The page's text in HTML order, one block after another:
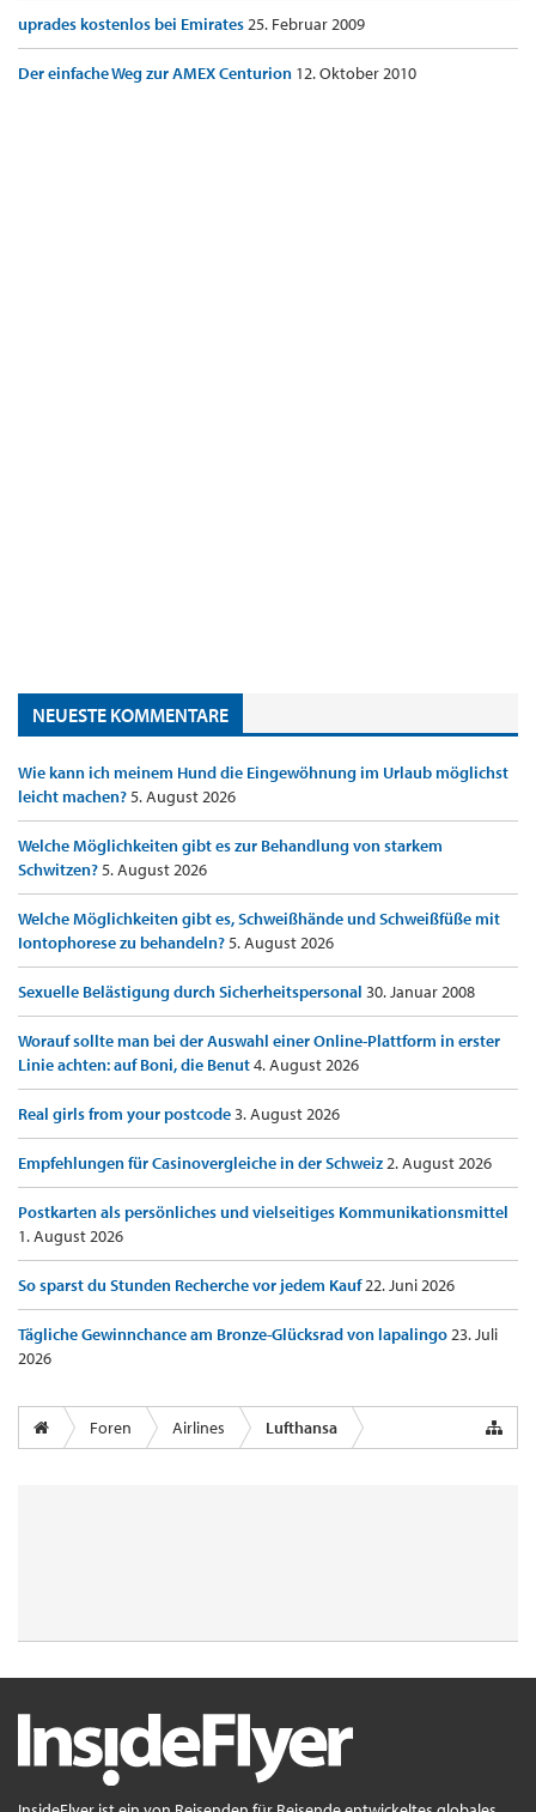
uprades kostenlos bei Emirates25. Februar 2009
Der einfache Weg zur AMEX Centurion 12. Oktober 2010
NEUESTE KOMMENTARE
Wie kann ich meinem Hund die Eingewöhnung im Urlaub möglichst
leicht machen?5. August 2026
Welche Möglichkeiten gibt es zur Behandlung von starkem
Schwitzen?5. August 2026
Welche Möglichkeiten gibt es, Schweißhände und Schweißfüße mit
Iontophorese zu behandeln?5. August 2026
Sexuelle Belästigung durch Sicherheitspersonal 30. Januar 2008
Worauf sollte man bei der Auswahl einer Online-Plattform in erster
Linie achten: auf Boni, die Benut4. August 2026
Real girls from your postcode3. August 2026
Empfehlungen für Casinovergleiche in der Schweiz2. August 2026
Postkarten als persönliches und vielseitiges Kommunikationsmittel
1. August 2026
So sparst du Stunden Recherche vor jedem Kauf22. Juni 2026
Tägliche Gewinnchance am Bronze-Glücksrad von lapalingo23. Juli
2026
Foren Airlines Lufthansa